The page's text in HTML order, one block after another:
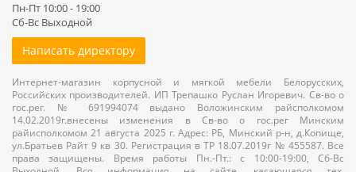
Пн-Пт 10:00 - 19:00
Сб-Вс Выходной
Написать директору
Интернет-магазин корпусной и мягкой мебели Белорусских,
Российских производителей. ИП Трепашко Руслан Игоревич. Св-во о
гос.рег. № 691994074 выдано Воложинским райсполкомом
14.02.2019г.внесены изменения в Св-во о гос.рег Минским
райисполкомом 21 августа 2025 г. Адрес: РБ, Минский р-н, д.Копище,
ул.Братьев Райт 9 кв 30. Регистрация в ТР 18.07.2019г № 455587. Все
права защищены. Время работы Пн.-Пт.: с 10:00-19:00, Сб-Вс